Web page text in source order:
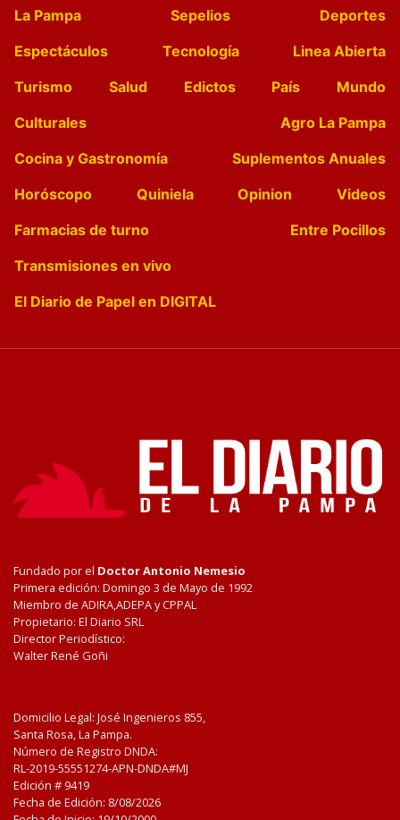
La Pampa Sepelios
Deportes
Espectáculos
Tecnología
Linea Abierta
Turismo
Salud Edictos País
Mundo
Culturales
Agro La Pampa
Cocina y Gastronomía
Suplementos Anuales
Horóscopo
Quiniela Opinion
Videos
Farmacias de turno
Entre Pocillos
Transmisiones en vivo
El Diario de Papel en DIGITAL
Fundado por el Doctor Antonio Nemesio
Primera edición: Domingo 3 de Mayo de 1992
Miembro de ADIRA,ADEPA y CPPAL
Propietario: El Diario SRL
Director Periodístico:
Walter René Goñi
Domicilio Legal: José Ingenieros 855,
Santa Rosa, La Pampa.
Número de Registro DNDA:
RL-2019-55551274-APN-DNDA#MJ
Edición # 9419
Fecha de Edición: 8/08/2026